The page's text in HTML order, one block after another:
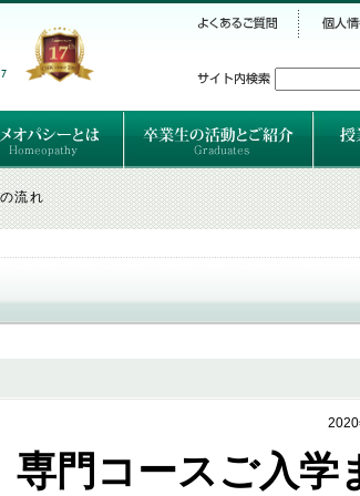
パシーとは
カルホメオパシーとは
ノンとは
マンの人生
マン以後のホメオパス
ィの使い方ABC 卒業生のご紹介
卒業生の活動
流れ
専門コースご入学